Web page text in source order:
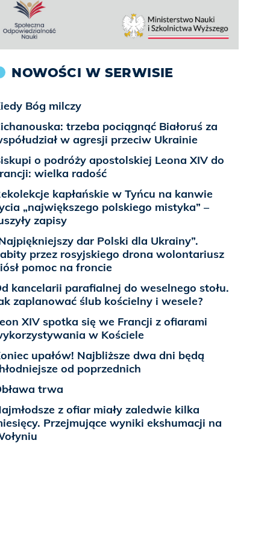
NOWOŚCI W SERWISIE
Bóg milczy
trzeba pociągnąć Białoruś za
w agresji przeciw Ukrainie
o podróży apostolskiej Leona XIV do
wielka radość
kapłańskie w Tyńcu na kanwie
„największego polskiego mistyka” –
zapisy
dar Polski dla Ukrainy”.
przez rosyjskiego drona wolontariusz
pomoc na froncie
kancelarii parafialnej do weselnego stołu.
zaplanować ślub kościelny i wesele?
XIV spotka się we Francji z ofiarami
w Kościele
upałów! Najbliższe dwa dni będą
od poprzednich
trwa
z ofiar miały zaledwie kilka
Przejmujące wyniki ekshumacji na